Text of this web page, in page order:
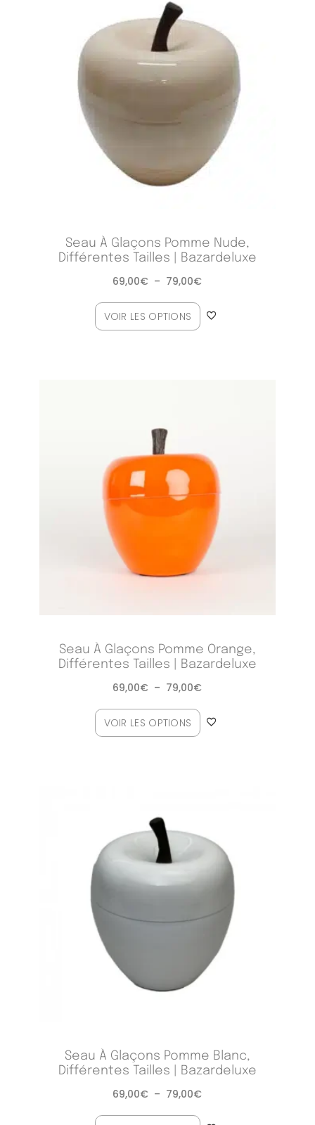
Seau À Glaçons Pomme Nude,
Différentes Tailles | Bazardeluxe
69,00€ – 79,00€
VOIR LES OPTIONS
Seau À Glaçons Pomme Orange,
Différentes Tailles | Bazardeluxe
69,00€ – 79,00€
VOIR LES OPTIONS
Seau À Glaçons Pomme Blanc,
Différentes Tailles | Bazardeluxe
69,00€ – 79,00€